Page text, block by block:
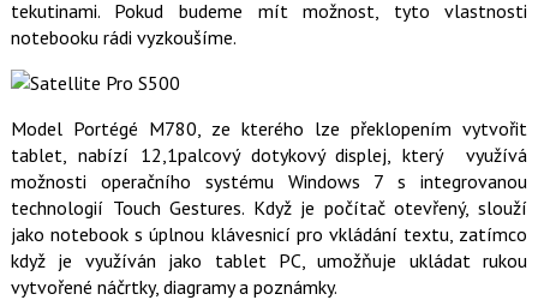
tekutinami. Pokud budeme mít možnost, tyto vlastnosti
notebooku rádi vyzkoušíme.
Model Portégé M780, ze kterého lze překlopením vytvořit
tablet, nabízí 12,1palcový dotykový displej, který využívá
možnosti operačního systému Windows 7 s integrovanou
technologií Touch Gestures. Když je počítač otevřený, slouží
jako notebook s úplnou klávesnicí pro vkládání textu, zatímco
když je využíván jako tablet PC, umožňuje ukládat rukou
vytvořené náčrtky, diagramy a poznámky.